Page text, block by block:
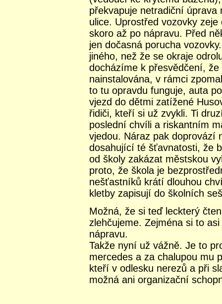
překvapuje netradiční úprava
ulice. Uprostřed vozovky
skoro až po nápravu. Před
jen dočasná porucha
jiného, než že se okraje
docházíme k přesvědčení,
nainstalována, v rámci
to tu opravdu funguje, auta
vjezd do dětmi zatížené
řidiči, kteří si už zvykli. Ti
poslední chvíli a riskantním
vjedou. Náraz pak doprovází
dosahující té šťavnatosti, že
od školy zakázat městskou
proto, že škola je
nešťastníků krátí dlouhou
kletby zapisují do školních
Možná, že si teď leckterý
zlehčujeme. Zejména si to
nápravu.
Takže nyní už vážně. Je to
mercedes a za chalupou mu
kteří v odlesku nerezů a při
možná ani organizační